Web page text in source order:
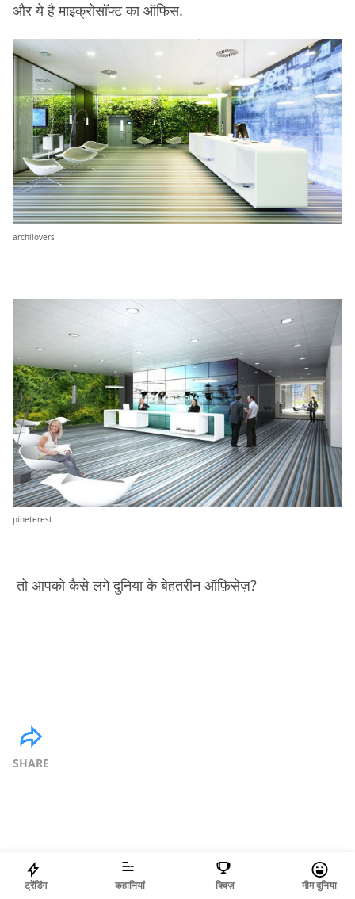
और ये है माइक्रोसॉफ्ट का ऑफिस.
archilovers
pineterest
तो आपको कैसे लगे दुनिया के बेहतरीन ऑफ़िसेज़?
SHARE
ट्रेंडिंग कहानियां क्विज़ मीम दुनिया